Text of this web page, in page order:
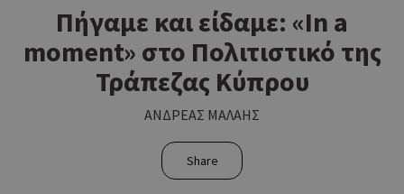
Πήγαμε και είδαμε: «Ιn a
moment» στο Πολιτιστικό της
Τράπεζας Κύπρου
ΑΝΔΡΕΑΣ ΜΑΛΑΗΣ
Share